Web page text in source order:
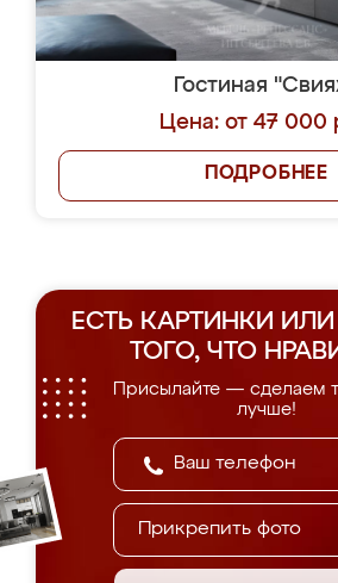
Гостиная
Цена: от 47 000
ПОДРОБНЕЕ
ЕСТЬ КАРТИНКИ
ТОГО, ЧТО
Присылайте — сделаем
лучше!
Прикрепить фото